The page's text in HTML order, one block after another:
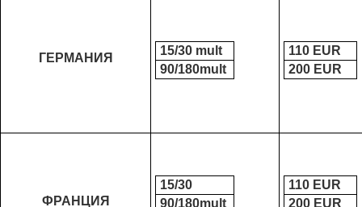
ГЕРМАНИЯ
15/30 mult
90/180mult
110 ЕUR
200 ЕUR
ФРАНЦИЯ
15/30
90/180mult
110 ЕUR
200 ЕUR